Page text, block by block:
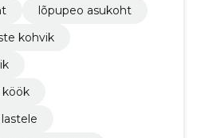
lõpupeo asukoht
kohvik
köök